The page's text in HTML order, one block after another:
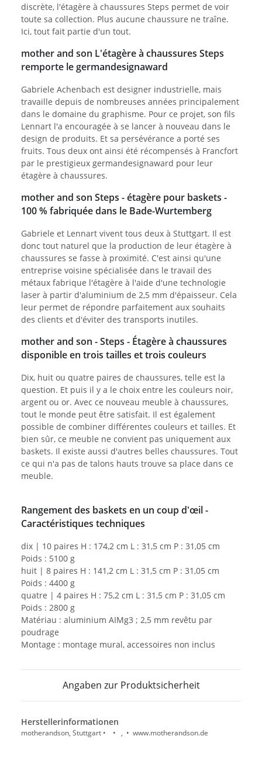
discrète, l'étagère à chaussures Steps permet de voir
toute sa collection. Plus aucune chaussure ne traîne.
Ici, tout fait partie d'un tout.
mother and son L'étagère à chaussures Steps
remporte le germandesignaward
Gabriele Achenbach est designer industrielle, mais
travaille depuis de nombreuses années principalement
dans le domaine du graphisme. Pour ce projet, son fils
Lennart l'a encouragée à se lancer à nouveau dans le
design de produits. Et sa persévérance a porté ses
fruits. Tous deux ont ainsi été récompensés à Francfort
par le prestigieux germandesignaward pour leur
étagère à chaussures.
mother and son Steps - étagère pour baskets -
100 % fabriquée dans le Bade-Wurtemberg
Gabriele et Lennart vivent tous deux à Stuttgart. Il est
donc tout naturel que la production de leur étagère à
chaussures se fasse à proximité. C'est ainsi qu'une
entreprise voisine spécialisée dans le travail des
métaux fabrique l'étagère à l'aide d'une technologie
laser à partir d'aluminium de 2,5 mm d'épaisseur. Cela
leur permet de répondre parfaitement aux souhaits
des clients et d'éviter des transports inutiles.
mother and son - Steps - Étagère à chaussures
disponible en trois tailles et trois couleurs
Dix, huit ou quatre paires de chaussures, telle est la
question. Et puis il y a le choix entre les couleurs noir,
argent ou or. Avec ce nouveau meuble à chaussures,
tout le monde peut être satisfait. Il est également
possible de combiner différentes couleurs et tailles. Et
bien sûr, ce meuble ne convient pas uniquement aux
baskets. Il existe aussi d'autres belles chaussures. Tout
ce qui n'a pas de talons hauts trouve sa place dans ce
meuble.
Rangement des baskets en un coup d'œil -
Caractéristiques techniques
dix | 10 paires H : 174,2 cm L : 31,5 cm P : 31,05 cm
Poids : 5100 g
huit | 8 paires H : 141,2 cm L : 31,5 cm P : 31,05 cm
Poids : 4400 g
quatre | 4 paires H : 75,2 cm L : 31,5 cm P : 31,05 cm
Poids : 2800 g
Matériau : aluminium AIMg3 ; 2,5 mm revêtu par
poudrage
Montage : montage mural, accessoires non inclus
Angaben zur Produktsicherheit
Herstellerinformationen
motherandson, Stuttgart • • , • www.motherandson.de